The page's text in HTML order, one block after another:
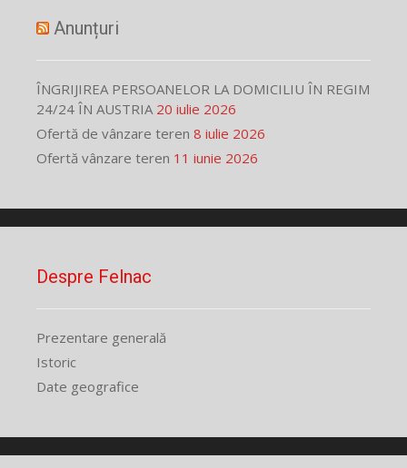
Anunțuri
ÎNGRIJIREA PERSOANELOR LA DOMICILIU ÎN REGIM
24/24 ÎN AUSTRIA 20 iulie 2026
Ofertă de vânzare teren 8 iulie 2026
Ofertă vânzare teren 11 iunie 2026
Despre Felnac
Prezentare generală
Istoric
Date geografice